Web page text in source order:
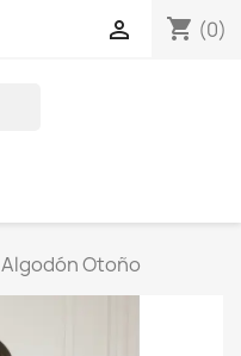
shopping_cart (0)

Algodón Otoño